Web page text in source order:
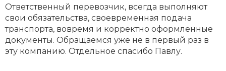
Ответственный перевозчик, всегда выполняют
свои обязательства, своевременная подача
транспорта, вовремя и корректно оформленные
документы. Обращаемся уже не в первый раз в
эту компанию. Отдельное спасибо Павлу.